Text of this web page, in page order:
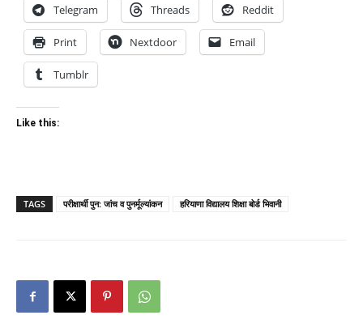
Telegram Threads Reddit
Print Nextdoor Email
Tumblr
Like this:
TAGS परीक्षार्थी पुन: जांच व पुनर्मूल्यांकन हरियाणा विद्यालय शिक्षा बोर्ड भिवानी